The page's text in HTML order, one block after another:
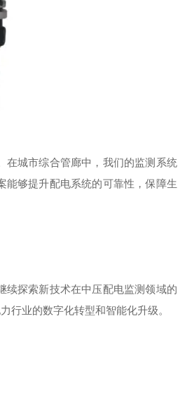
在城市综合管廊中，我们的监测系统
能够提升配电系统的可靠性，保障生
续探索新技术在中压配电监测领域的
行业的数字化转型和智能化升级。